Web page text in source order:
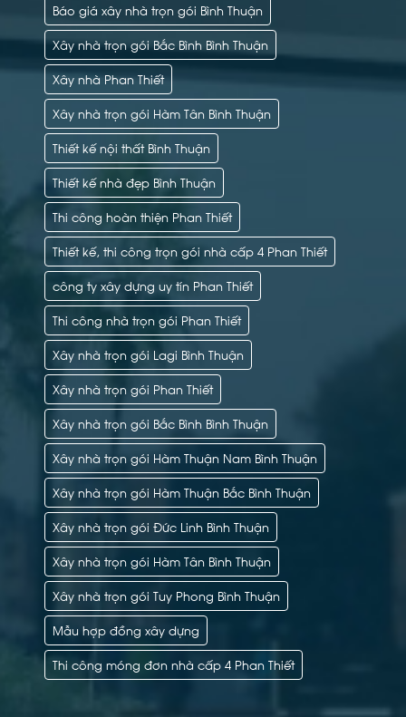
Báo giá xây nhà trọn gói Bình Thuận
Xây nhà trọn gói Bắc Bình Bình Thuận
Xây nhà Phan Thiết
Xây nhà trọn gói Hàm Tân Bình Thuận
Thiết kế nội thất Bình Thuận
Thiết kế nhà đẹp Bình Thuận
Thi công hoàn thiện Phan Thiết
Thiết kế, thi công trọn gói nhà cấp 4 Phan Thiết
công ty xây dựng uy tín Phan Thiết
Thi công nhà trọn gói Phan Thiết
Xây nhà trọn gói Lagi Bình Thuận
Xây nhà trọn gói Phan Thiết
Xây nhà trọn gói Bắc Bình Bình Thuận
Xây nhà trọn gói Hàm Thuận Nam Bình Thuận
Xây nhà trọn gói Hàm Thuận Bắc Bình Thuận
Xây nhà trọn gói Đức Linh Bình Thuận
Xây nhà trọn gói Hàm Tân Bình Thuận
Xây nhà trọn gói Tuy Phong Bình Thuận
Mẫu hợp đồng xây dựng
Thi công móng đơn nhà cấp 4 Phan Thiết